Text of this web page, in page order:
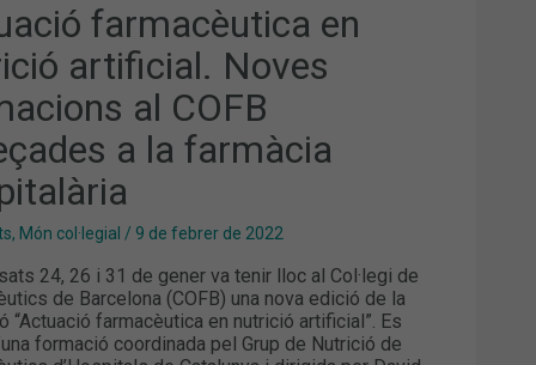
farmacèutica en
artificial. Noves
al COFB
a la farmàcia
, Món col·legial / 9 de febrer de 2022
24, 26 i 31 de gener va tenir lloc al Col·legi de
de Barcelona (COFB) una nova edició de la
“Actuació farmacèutica en nutrició artificial”. Es
formació coordinada pel Grup de Nutrició de